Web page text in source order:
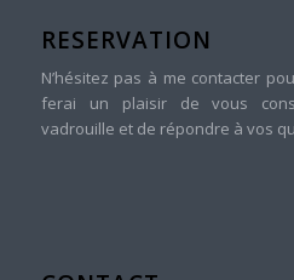
RESERVATION
N’hésitez pas à me contacter
ferai un plaisir de vous
vadrouille et de répondre à vos